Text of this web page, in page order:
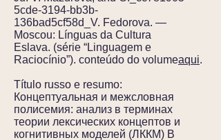
5cde-3194-bb3b-
136bad5cf58d_V. Fedorova. —
Moscou: Línguas da Cultura
Eslava. (série “Linguagem e
Raciocínio”). conteúdo do volumeaqui.
Título russo e resumo:
Концептуальная и межсловная
полисемия: анализ в терминах
теории лексических концептов и
когнитивных моделей (ЛККМ) В